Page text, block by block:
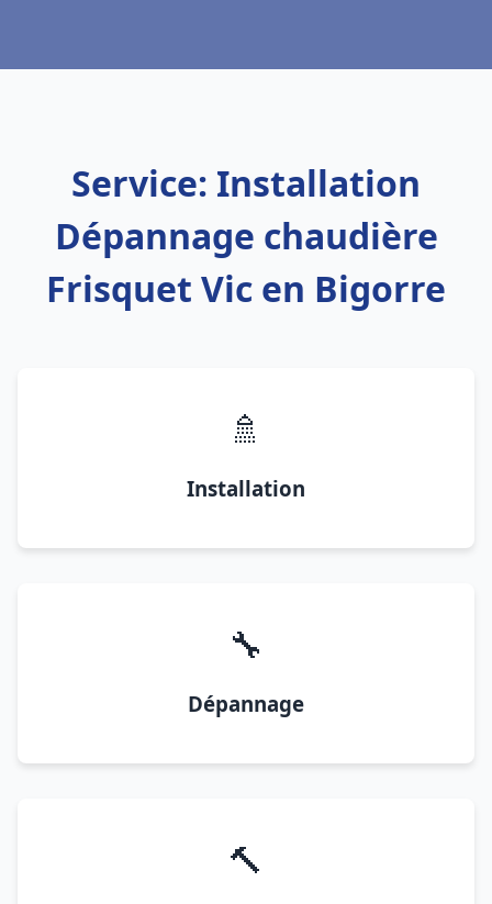
Service: Installation
Dépannage chaudière
Frisquet Vic en Bigorre
🚿
Installation
🔧
Dépannage
🔨